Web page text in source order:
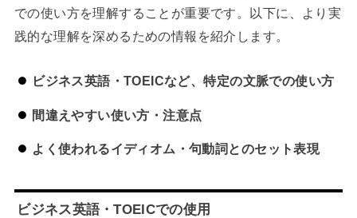
での使い方を理解することが重要です。以下に、より実
践的な理解を深めるための情報を紹介します。
ビジネス英語・TOEICなど、特定の文脈での使い方
間違えやすい使い方・注意点
よく使われるイディオム・句動詞とのセット表現
ビジネス英語・TOEICでの使用